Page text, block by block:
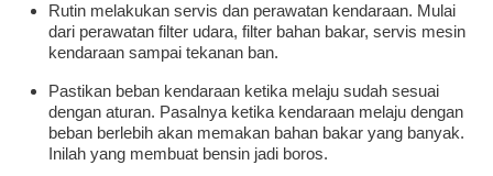
Rutin melakukan servis dan perawatan kendaraan. Mulai
dari perawatan filter udara, filter bahan bakar, servis mesin
kendaraan sampai tekanan ban.
Pastikan beban kendaraan ketika melaju sudah sesuai
dengan aturan. Pasalnya ketika kendaraan melaju dengan
beban berlebih akan memakan bahan bakar yang banyak.
Inilah yang membuat bensin jadi boros.